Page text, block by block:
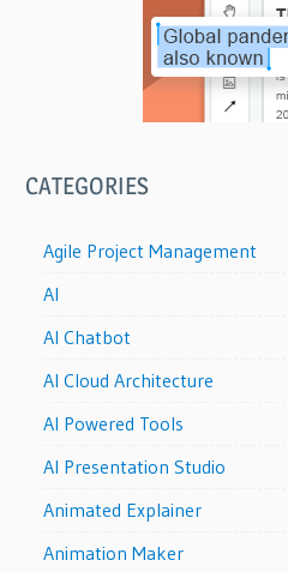
CATEGORIES
Agile Project Management
AI
AI Chatbot
AI Cloud Architecture
AI Powered Tools
AI Presentation Studio
Animated Explainer
Animation Maker